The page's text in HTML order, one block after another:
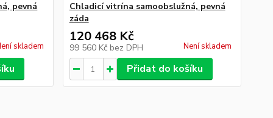
pevná
skladem
Chladicí vitrína samoobslužná, pevná
záda
120 468 Kč
99 560 Kč bez DPH Není skladem
Přidat do košíku